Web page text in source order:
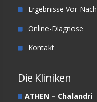
Ergebnisse Vor-Nach
Online-Diagnose
Kontakt
Die Kliniken
ATHEN – Chalandri